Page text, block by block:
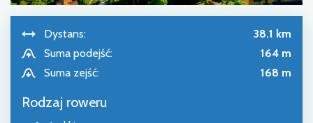
Dystans:
38.1 km
Suma podejść:
164 m
Suma zejść:
168 m
Rodzaj roweru